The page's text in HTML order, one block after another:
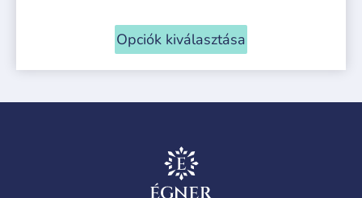
Opciók kiválasztása